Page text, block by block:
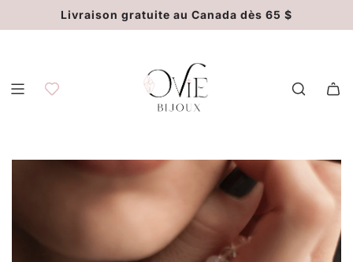
Livraison gratuite au Canada dès 65 $